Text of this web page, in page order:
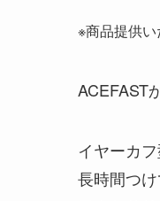
※商品提供
ACEFAST
イヤーカ
長時間つ